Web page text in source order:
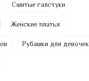
Сшитые галстуки
Женские платья
Рубашки для девочек